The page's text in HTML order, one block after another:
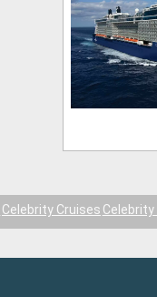
Celebrity Cruises